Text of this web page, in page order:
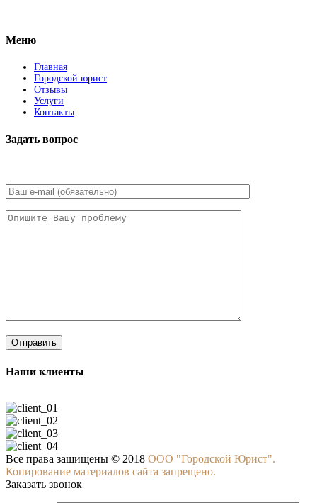
Меню
Главная
Городской юрист
Отзывы
Услуги
Контакты
Задать вопрос
Наши клиенты
Все права защищены © 2018 ООО "Городской Юрист".
Копирование материалов сайта запрещено.
Заказать звонок